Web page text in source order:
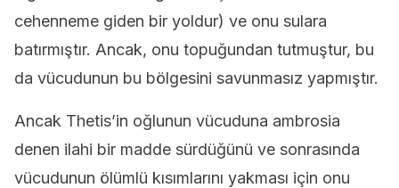
cehenneme giden bir yoldur) ve onu sulara
batırmıştır. Ancak, onu topuğundan tutmuştur, bu
da vücudunun bu bölgesini savunmasız yapmıştır.
Ancak Thetis’in oğlunun vücuduna ambrosia
denen ilahi bir madde sürdüğünü ve sonrasında
vücudunun ölümlü kısımlarını yakması için onu